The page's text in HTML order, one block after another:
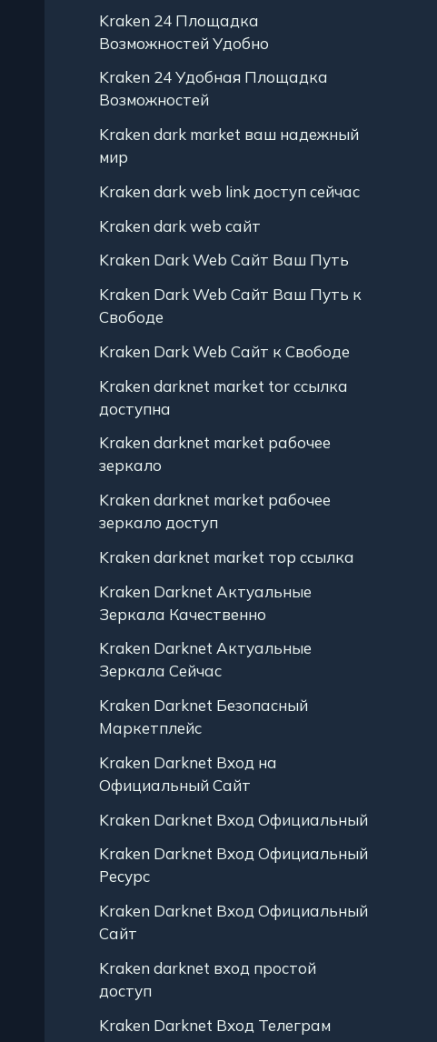
Kraken 24 Площадка
Возможностей Удобно
Kraken 24 Удобная Площадка
Возможностей
Kraken dark market ваш надежный
мир
Kraken dark web link доступ сейчас
Kraken dark web сайт
Kraken Dark Web Сайт Ваш Путь
Kraken Dark Web Сайт Ваш Путь к
Свободе
Kraken Dark Web Сайт к Свободе
Kraken darknet market tor ссылка
доступна
Kraken darknet market рабочее
зеркало
Kraken darknet market рабочее
зеркало доступ
Kraken darknet market тор ссылка
Kraken Darknet Актуальные
Зеркала Качественно
Kraken Darknet Актуальные
Зеркала Сейчас
Kraken Darknet Безопасный
Маркетплейс
Kraken Darknet Вход на
Официальный Сайт
Kraken Darknet Вход Официальный
Kraken Darknet Вход Официальный
Ресурс
Kraken Darknet Вход Официальный
Сайт
Kraken darknet вход простой
доступ
Kraken Darknet Вход Телеграм